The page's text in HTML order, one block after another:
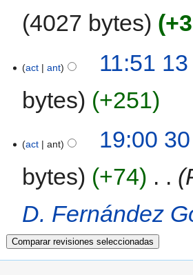
4027 bytes
act ant
11:51
bytes
+251
act ant
19:00
bytes
+74
D. Fernández